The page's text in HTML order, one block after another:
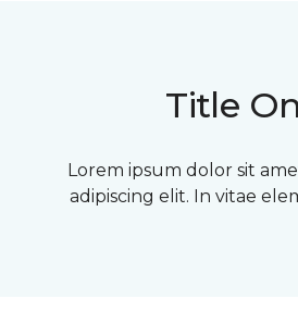
Title
Lorem ipsum dolor sit
adipiscing elit. In vitae